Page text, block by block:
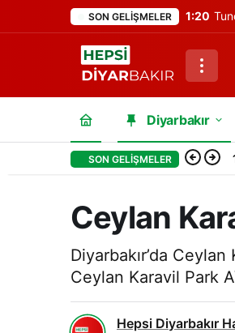
SON GELIŞMELER 1:20
Diyarbakır
SON GELIŞMELER
Ceylan
Diyarbakır’da
Ceylan Karavil Park
Hepsi Diyarbakır